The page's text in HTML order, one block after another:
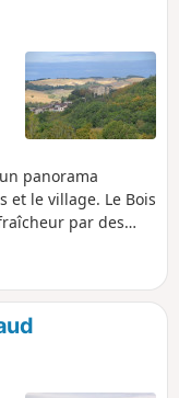
panorama
et le village. Le Bois
par des
que vous
et de sérénité. Une
avant de